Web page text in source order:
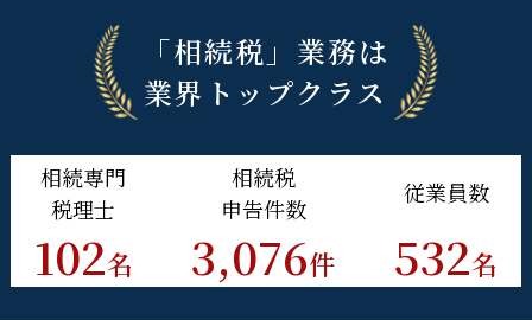
「相続税」業務は
業界トップクラス
相続専門
税理士
102名
相続税
申告件数
3,076件
従業員数
532名